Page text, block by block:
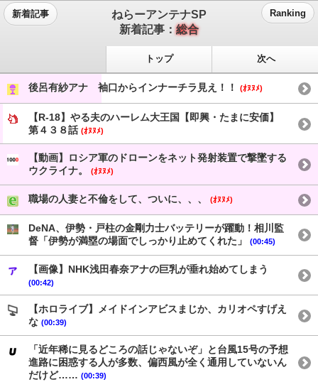
新着記事
ねらーアンテナSP
新着記事：総合
Ranking
トップ 次へ
後呂有紗アナ 袖口からインナーチラ見え！！ (ｵﾇﾇﾒ)
【R-18】やる夫のハーレム大王国【即興・たまに安価】
第４３８話 (ｵﾇﾇﾒ)
【動画】ロシア軍のドローンをネット発射装置で撃墜する
ウクライナ。
(ｵﾇﾇﾒ)
職場の人妻と不倫をして、ついに、、、 (ｵﾇﾇﾒ)
DeNA、伊勢・戸柱の金剛力士バッテリーが躍動！相川監
督「伊勢が満塁の場面でしっかり止めてくれた」
(00:45)
【画像】NHK浅田春奈アナの巨乳が垂れ始めてしまう
(00:42)
【ホロライブ】メイドインアビスまじか、カリオペすげえ
な (00:39)
「近年稀に見るどころの話じゃないぞ」と台風15号の予想
進路に困惑する人が多数、偏西風が全く通用していないん
だけど…… (00:39)